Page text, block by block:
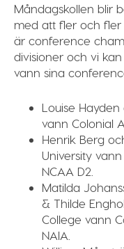
Måndagskollen blir
med att fler och fler
är conference
divisioner och vi
vann sina
Louise Hayden
vannColonial
Henrik Berg
University
NCAA D2
Matilda
&Thilde
College vann
NAIA